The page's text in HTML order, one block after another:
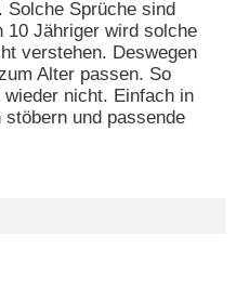
Solche Sprüche sind
10 Jähriger wird solche
verstehen. Deswegen
Alter passen. So
nicht. Einfach in
und passende